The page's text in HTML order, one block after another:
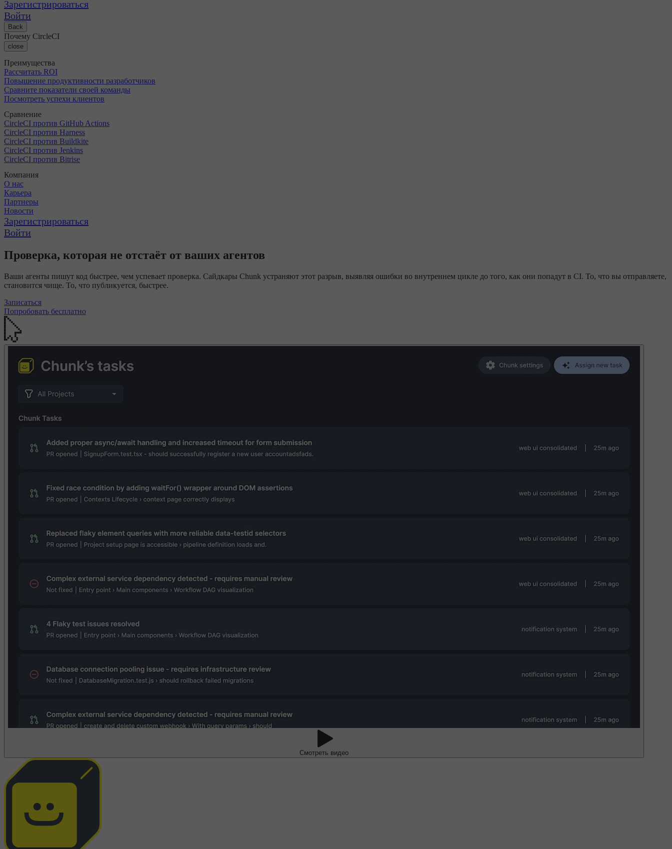
Зарегистрироваться
Войти
Back
Почему CircleCI
close
Преимущества
Рассчитать ROI
Повышение продуктивности разработчиков
Сравните показатели своей команды
Посмотреть успехи клиентов
Сравнение
CircleCI против GitHub Actions
CircleCI против Harness
CircleCI против Buildkite
CircleCI против Jenkins
CircleCI против Bitrise
Компания
О нас
Карьера
Партнеры
Новости
Зарегистрироваться
Войти
Проверка, которая не отстаёт от ваших агентов
Ваши агенты пишут код быстрее, чем успевает проверка. Сайдкары Chunk устраняют этот разрыв, выявляя ошибки во внутреннем цикле до того, как они попадут в CI. То, что вы отправляете,
становится чище. То, что публикуется, быстрее.
Записаться
Попробовать бесплатно
Смотреть видео